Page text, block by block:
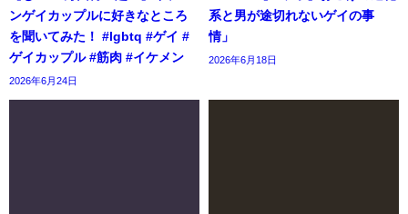
ンゲイカップルに好きなところ
を聞いてみた！ #lgbtq #ゲイ #
ゲイカップル #筋肉 #イケメン
2026年6月24日
系と男が途切れないゲイの事
情」
2026年6月18日